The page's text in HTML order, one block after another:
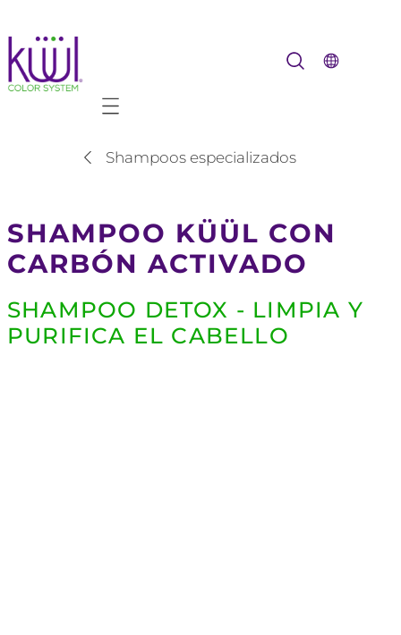
Mobile navigation
Shampoos especializados
SHAMPOO KÜÜL CON
CARBÓN ACTIVADO
SHAMPOO DETOX - LIMPIA Y
PURIFICA EL CABELLO